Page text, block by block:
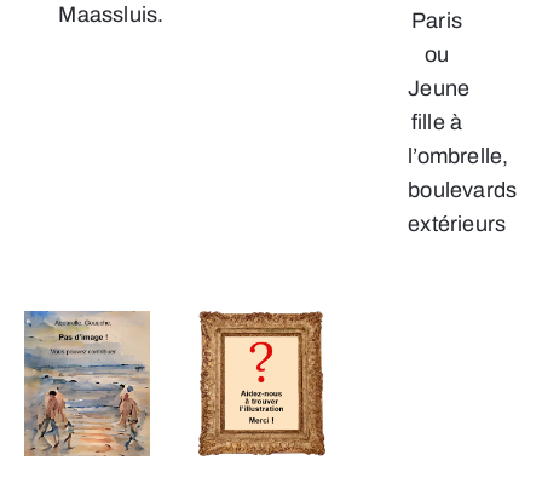
Maassluis.
Paris
ou
Jeune
fille à
l’ombrelle,
boulevards
extérieurs